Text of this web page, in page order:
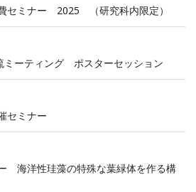
セミナー 2025 （研究科内限定）
ミーティング ポスターセッション
セミナー
海洋性珪藻の特殊な葉緑体を作る構